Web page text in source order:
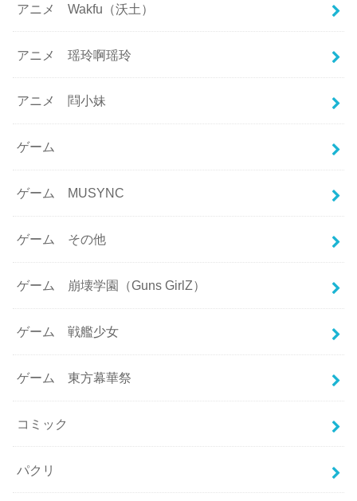
アニメ Wakfu（沃土）
アニメ 瑶玲啊瑶玲
アニメ 閰小妹
ゲーム
ゲーム MUSYNC
ゲーム その他
ゲーム 崩壊学園（Guns GirlZ）
ゲーム 戦艦少女
ゲーム 東方幕華祭
コミック
パクリ